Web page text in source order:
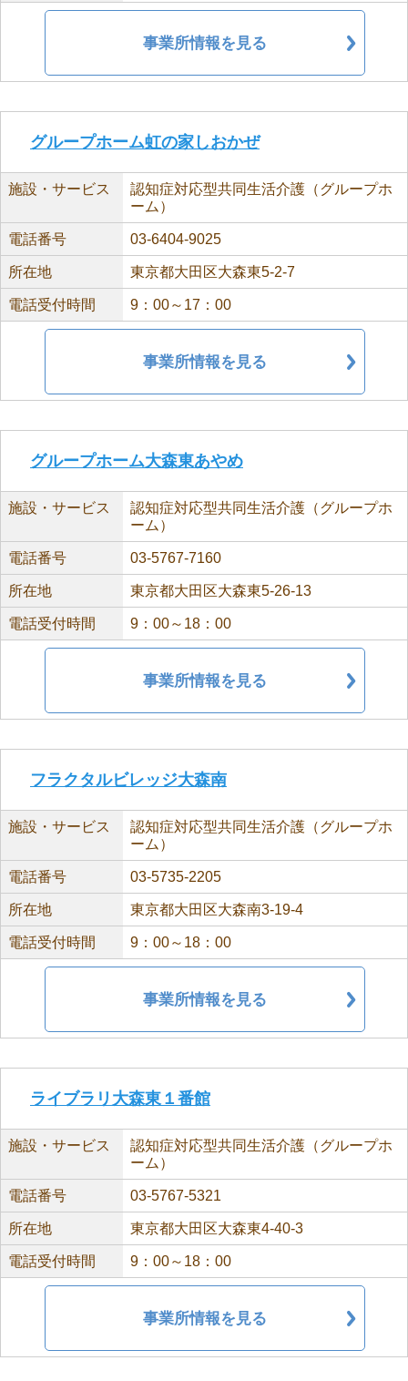
事業所情報を見る
グループホーム虹の家しおかぜ
施設・サービス
認知症対応型共同生活介護（グループホ
ーム）
電話番号 03-6404-9025
所在地 東京都大田区大森東5-2-7
電話受付時間 9：00～17：00
事業所情報を見る
グループホーム大森東あやめ
施設・サービス
認知症対応型共同生活介護（グループホ
ーム）
電話番号 03-5767-7160
所在地 東京都大田区大森東5-26-13
電話受付時間 9：00～18：00
事業所情報を見る
フラクタルビレッジ大森南
施設・サービス
認知症対応型共同生活介護（グループホ
ーム）
電話番号 03-5735-2205
所在地 東京都大田区大森南3-19-4
電話受付時間 9：00～18：00
事業所情報を見る
ライブラリ大森東１番館
施設・サービス
認知症対応型共同生活介護（グループホ
ーム）
電話番号 03-5767-5321
所在地 東京都大田区大森東4-40-3
電話受付時間 9：00～18：00
事業所情報を見る